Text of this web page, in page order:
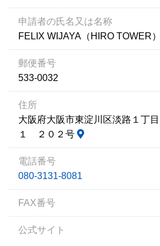
申請者の氏名又は名称
FELIX WIJAYA（HIRO TOWER）
郵便番号
533-0032
住所
大阪府大阪市東淀川区淡路１丁
１ ２０２号
電話番号
080-3131-8081
FAX番号
公式サイト